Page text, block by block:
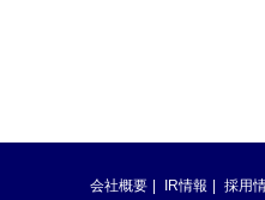
会社概要 IR情報 採用